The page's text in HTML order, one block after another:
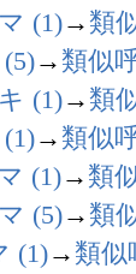
(1)→ 類
→ 類似
(1)→ 類
→ 類似
(1)→ 類
(5)→ 類
(1)→ 類似